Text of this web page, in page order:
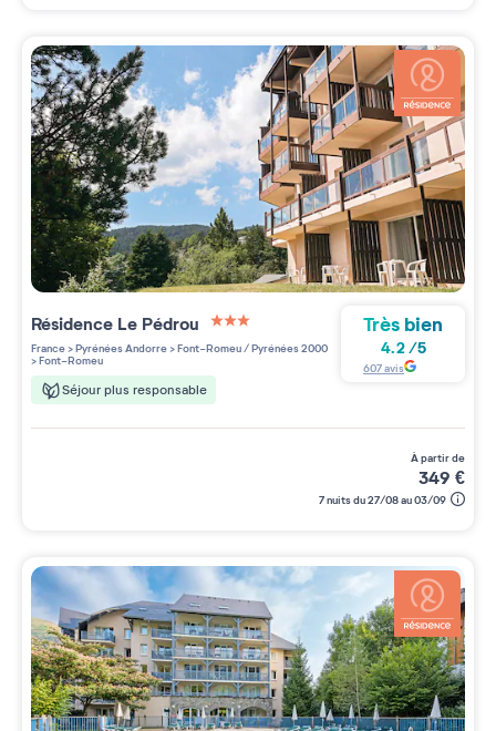
Résidence Le Pédrou
3 étoiles sur 5
France>Pyrénées Andorre>Font-Romeu / Pyrénées 2000
>Font-Romeu
Séjour plus responsable
Très bien
4.2/5
607avis
à partir de
349 €
7 nuits du 27/08 au 03/09